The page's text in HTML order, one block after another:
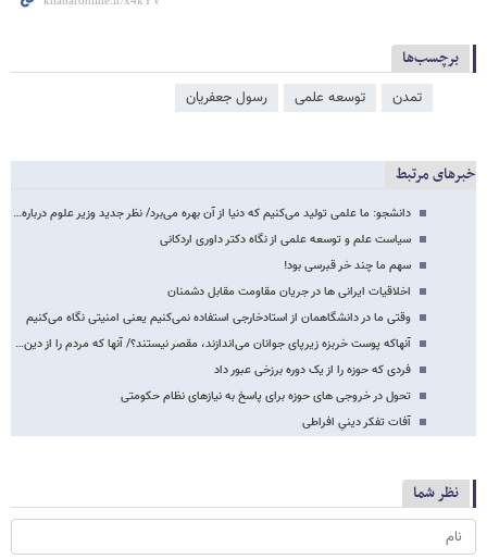
برچسب‌ها
تمدن توسعه علمی رسول جعفریان
خبرهای مرتبط
دانشجو: ما علمی تولید می‌کنیم که دنیا از آن بهره می‌برد/ نظر جدید وزیر علوم درباره…
سیاست علم و توسعه علمی از نگاه دکتر داوری اردکانی
سهم ما چند خر قبرسی بود!
اخلاقیات ایرانی ها در جریان مقاومت مقابل دشمنان
وقتی ما در دانشگاهمان از استادخارجی استفاده نمی‌کنیم یعنی امنیتی نگاه می‌کنیم
آنهاکه پوست خربزه زیرپای جوانان می‌اندازند، مقصر نیستند؟/ آنها که مردم را از دین…
فردی که حوزه را از یک دوره برزخی عبور داد
تحول در خروجی های حوزه برای پاسخ به نیازهای نظام حکومتی
آفات تفکر دینیِ افراطی
نظر شما